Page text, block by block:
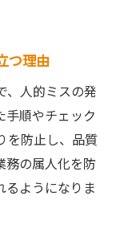
つ理由
、人的ミスの発
手順やチェック
を防止し、品質
務の属人化を防
るようになりま